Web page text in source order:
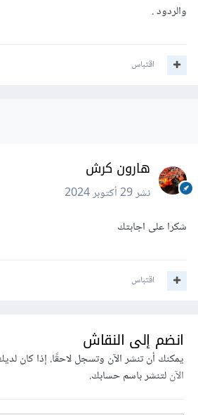
والردود .
اقتباس
هارون كرش
نشر29 أكتوبر 2024
شكرا على اجابتك
اقتباس
انضم إلى النقاش
يمكنك أن تنشر الآن وتسجل لاحقًا. إذا كان
الآنلتنشر باسم حسابك.